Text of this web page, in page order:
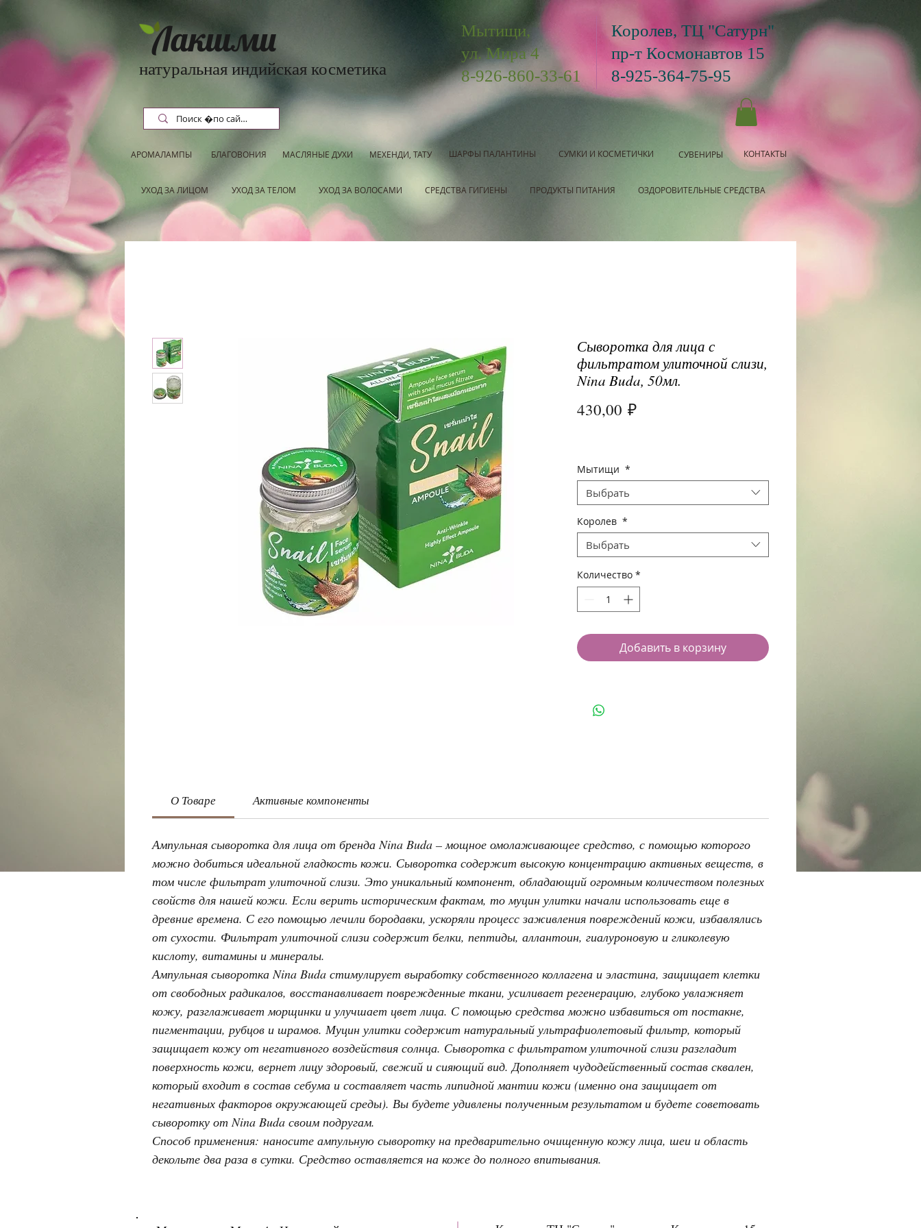
Лакшми
натуральная индийская косметика
Мытищи,
ул. Мира 4
8-926-860-33-61
Королев, ТЦ "Сатурн"
пр-т Космонавтов 15
8-925-364-75-95
АРОМАЛАМПЫ БЛАГОВОНИЯ МАСЛЯНЫЕ ДУХИ МЕХЕНДИ, ТАТУ ШАРФЫ ПАЛАНТИНЫ СУМКИ И КОСМЕТИЧКИ СУВЕНИРЫ КОНТАКТЫ
УХОД ЗА ЛИЦОМ УХОД ЗА ТЕЛОМ УХОД ЗА ВОЛОСАМИ СРЕДСТВА ГИГИЕНЫ ПРОДУКТЫ ПИТАНИЯ ОЗДОРОВИТЕЛЬНЫЕ СРЕДСТВА
Сыворотка для лица с
фильтратом улиточной слизи,
Nina Buda, 50мл.
430,00 ₽Цена
Мытищи *
Выбрать
Королев *
Выбрать
Количество *
Добавить в корзину
О Товаре Активные компоненты
Ампульная сыворотка для лица от бренда Nina Buda – мощное омолаживающее средство, с помощью которого
можно добиться идеальной гладкость кожи. Сыворотка содержит высокую концентрацию активных веществ, в
том числе фильтрат улиточной слизи. Это уникальный компонент, обладающий огромным количеством полезных
свойств для нашей кожи. Если верить историческим фактам, то муцин улитки начали использовать еще в
древние времена. С его помощью лечили бородавки, ускоряли процесс заживления повреждений кожи, избавлялись
от сухости. Фильтрат улиточной слизи содержит белки, пептиды, аллантоин, гиалуроновую и гликолевую
кислоту, витамины и минералы.
Ампульная сыворотка Nina Buda стимулирует выработку собственного коллагена и эластина, защищает клетки
от свободных радикалов, восстанавливает поврежденные ткани, усиливает регенерацию, глубоко увлажняет
кожу, разглаживает морщинки и улучшает цвет лица. С помощью средства можно избавиться от постакне,
пигментации, рубцов и шрамов. Муцин улитки содержит натуральный ультрафиолетовый фильтр, который
защищает кожу от негативного воздействия солнца. Сыворотка с фильтратом улиточной слизи разгладит
поверхность кожи, вернет лицу здоровый, свежий и сияющий вид. Дополняет чудодейственный состав сквален,
который входит в состав себума и составляет часть липидной мантии кожи (именно она защищает от
негативных факторов окружающей среды). Вы будете удивлены полученным результатом и будете советовать
сыворотку от Nina Buda своим подругам.
Способ применения: наносите ампульную сыворотку на предварительно очищенную кожу лица, шеи и область
декольте два раза в сутки. Средство оставляется на коже до полного впитывания.